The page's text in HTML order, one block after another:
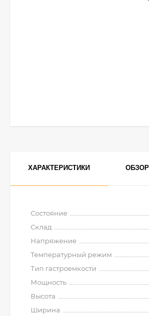
ХАРАКТЕРИСТИКИ ОБЗОР
Состояние
Склад
Напряжение
Температурный режим
Тип гастроемкости
Мощность
Высота
Ширина